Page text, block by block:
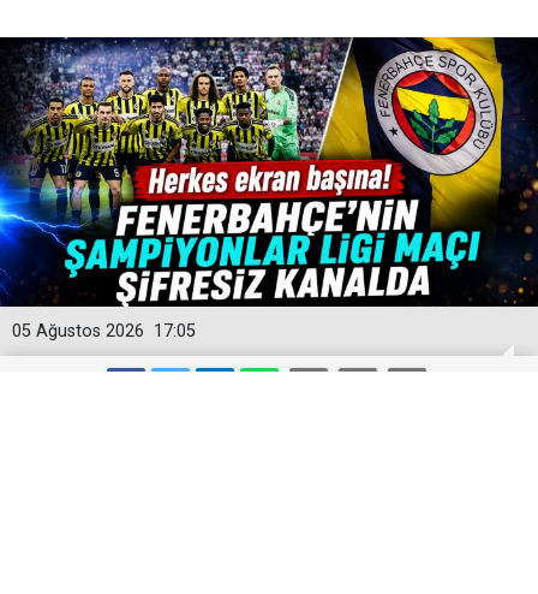
17:05
05 Ağustos 2026